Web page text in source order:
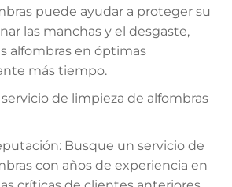
puede ayudar a proteger su
las manchas y el desgaste,
alfombras en óptimas
más tiempo.
de limpieza de alfombras
Busque un servicio de
con años de experiencia en